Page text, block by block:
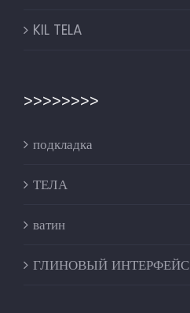
KIL TELA
>>>>>>>>
подкладка
ТЕЛА
ватин
ГЛИНОВЫЙ ИНТЕРФЕЙС